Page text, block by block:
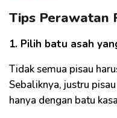
Tips Perawatan
1. Pilih batu asah
Tidak semua pisau
Sebaliknya, justru
hanya dengan batu